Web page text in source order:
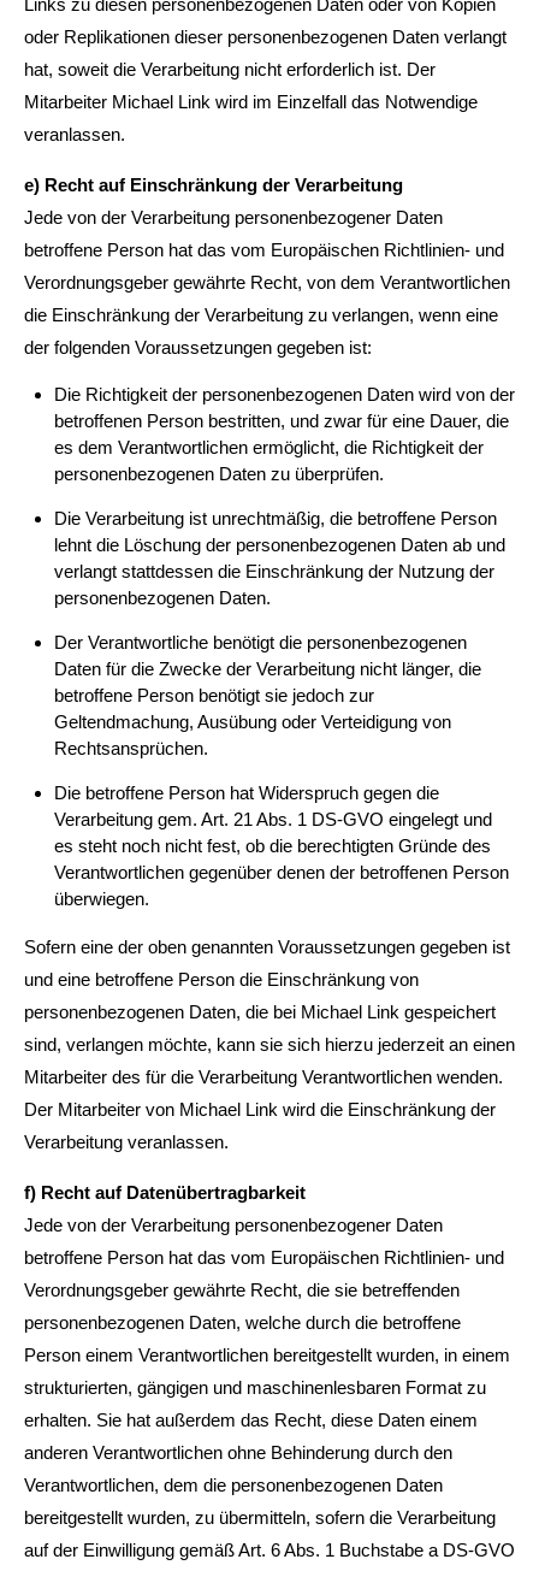
Links zu diesen personenbezogenen Daten oder von Kopien
oder Replikationen dieser personenbezogenen Daten verlangt
hat, soweit die Verarbeitung nicht erforderlich ist. Der
Mitarbeiter Michael Link wird im Einzelfall das Notwendige
veranlassen.
e) Recht auf Einschränkung der Verarbeitung
Jede von der Verarbeitung personenbezogener Daten
betroffene Person hat das vom Europäischen Richtlinien- und
Verordnungsgeber gewährte Recht, von dem Verantwortlichen
die Einschränkung der Verarbeitung zu verlangen, wenn eine
der folgenden Voraussetzungen gegeben ist:
Die Richtigkeit der personenbezogenen Daten wird von der
betroffenen Person bestritten, und zwar für eine Dauer, die
es dem Verantwortlichen ermöglicht, die Richtigkeit der
personenbezogenen Daten zu überprüfen.
Die Verarbeitung ist unrechtmäßig, die betroffene Person
lehnt die Löschung der personenbezogenen Daten ab und
verlangt stattdessen die Einschränkung der Nutzung der
personenbezogenen Daten.
Der Verantwortliche benötigt die personenbezogenen
Daten für die Zwecke der Verarbeitung nicht länger, die
betroffene Person benötigt sie jedoch zur
Geltendmachung, Ausübung oder Verteidigung von
Rechtsansprüchen.
Die betroffene Person hat Widerspruch gegen die
Verarbeitung gem. Art. 21 Abs. 1 DS-GVO eingelegt und
es steht noch nicht fest, ob die berechtigten Gründe des
Verantwortlichen gegenüber denen der betroffenen Person
überwiegen.
Sofern eine der oben genannten Voraussetzungen gegeben ist
und eine betroffene Person die Einschränkung von
personenbezogenen Daten, die bei Michael Link gespeichert
sind, verlangen möchte, kann sie sich hierzu jederzeit an einen
Mitarbeiter des für die Verarbeitung Verantwortlichen wenden.
Der Mitarbeiter von Michael Link wird die Einschränkung der
Verarbeitung veranlassen.
f) Recht auf Datenübertragbarkeit
Jede von der Verarbeitung personenbezogener Daten
betroffene Person hat das vom Europäischen Richtlinien- und
Verordnungsgeber gewährte Recht, die sie betreffenden
personenbezogenen Daten, welche durch die betroffene
Person einem Verantwortlichen bereitgestellt wurden, in einem
strukturierten, gängigen und maschinenlesbaren Format zu
erhalten. Sie hat außerdem das Recht, diese Daten einem
anderen Verantwortlichen ohne Behinderung durch den
Verantwortlichen, dem die personenbezogenen Daten
bereitgestellt wurden, zu übermitteln, sofern die Verarbeitung
auf der Einwilligung gemäß Art. 6 Abs. 1 Buchstabe a DS-GVO